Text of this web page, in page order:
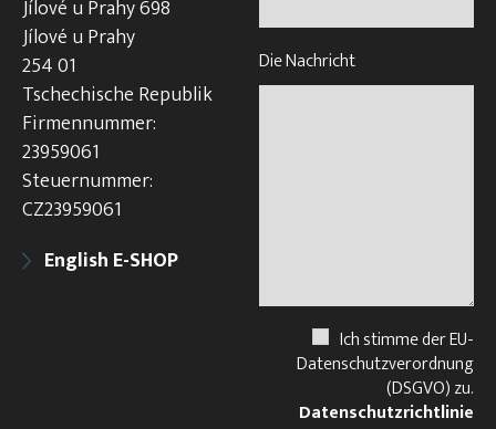
Jílové u Prahy 698
Jílové u Prahy
254 01
Tschechische Republik
Firmennummer:
23959061
Steuernummer:
CZ23959061
English E-SHOP
Die Nachricht
Ich stimme der EU-
Datenschutzverordnung
(DSGVO) zu.
Datenschutzrichtlinie